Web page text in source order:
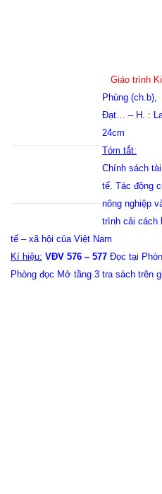
Giáo trình
Phùng (ch.b),
Đạt… – H. :
24cm
Tóm tắt:
Chính sách
tế. Tác động
nông nghiệp
trình cải cách
tế – xã hội của Việt Nam
Kí hiệu: VĐV 576 – 577 Đọc tại
Phòng đọc Mở tầng 3 tra sách trên